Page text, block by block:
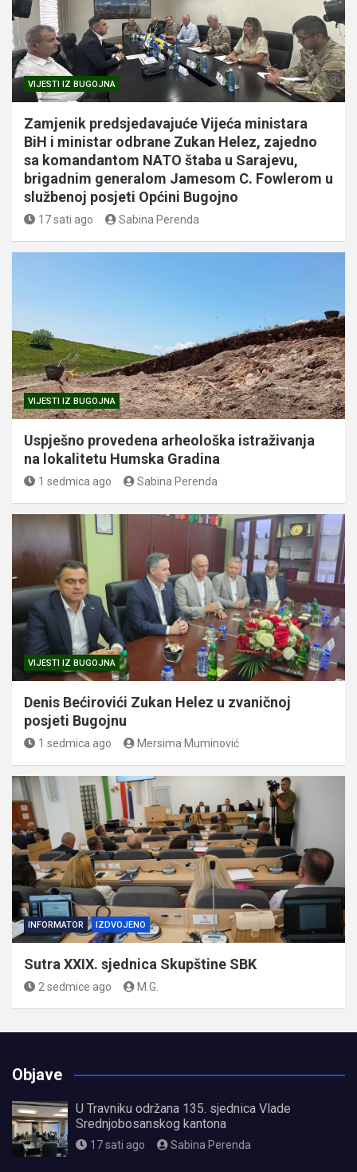
VIJESTI IZ BUGOJNA
Zamjenik predsjedavajuće Vijeća ministara
BiH i ministar odbrane Zukan Helez, zajedno
sa komandantom NATO štaba u Sarajevu,
brigadnim generalom Jamesom C. Fowlerom u
službenoj posjeti Općini Bugojno
17 sati ago Sabina Perenda
VIJESTI IZ BUGOJNA
Uspješno provedena arheološka istraživanja
na lokalitetu Humska Gradina
1 sedmica ago Sabina Perenda
VIJESTI IZ BUGOJNA
Denis Bećirovići Zukan Helez u zvaničnoj
posjeti Bugojnu
1 sedmica ago Mersima Muminović
INFORMATOR IZDVOJENO
Sutra XXIX. sjednica Skupštine SBK
2 sedmice ago M.G.
Objave
U Travniku održana 135. sjednica Vlade
Srednjobosanskog kantona
17 sati ago Sabina Perenda